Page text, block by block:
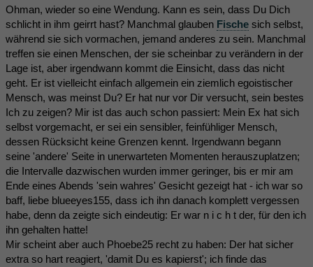
Ohman, wieder so eine Wendung. Kann es sein, dass Du Dich
schlicht in ihm geirrt hast? Manchmal glauben Fische sich selbst,
während sie sich vormachen, jemand anderes zu sein. Manchmal
treffen sie einen Menschen, der sie scheinbar zu verändern in der
Lage ist, aber irgendwann kommt die Einsicht, dass das nicht
geht. Er ist vielleicht einfach allgemein ein ziemlich egoistischer
Mensch, was meinst Du? Er hat nur vor Dir versucht, sein bestes
Ich zu zeigen? Mir ist das auch schon passiert: Mein Ex hat sich
selbst vorgemacht, er sei ein sensibler, feinfühliger Mensch,
dessen Rücksicht keine Grenzen kennt. Irgendwann begann
seine 'andere' Seite in unerwarteten Momenten herauszuplatzen;
die Intervalle dazwischen wurden immer geringer, bis er mir am
Ende eines Abends 'sein wahres' Gesicht gezeigt hat - ich war so
baff, liebe blueeyes155, dass ich ihn danach komplett vergessen
habe, denn da zeigte sich eindeutig: Er war n i c h t der, für den ich
ihn gehalten hatte!
Mir scheint aber auch Phoebe25 recht zu haben: Der hat sicher
extra so hart reagiert, 'damit Du es kapierst'; ich finde das